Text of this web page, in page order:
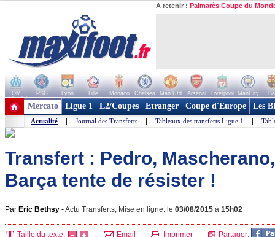
A retenir : Palmarès Coupe du
OM PSG Lyon Lille Monaco Chelsea Man Utd Arsenal Liverpool ManCity
+ de clubs
Mercato Ligue 1 L2/Coupes Etranger Coupe d'Europe Les
Actualité | Journal des Transferts | Tableaux des transferts Ligue 1 |
Transfert : Pedro,
Barça tente de résister !
Par Eric Bethsy -Actu Transferts, Mise en ligne: le 03/08/2015 à 15h02
Taille du texte: Email Imprimer Partager: